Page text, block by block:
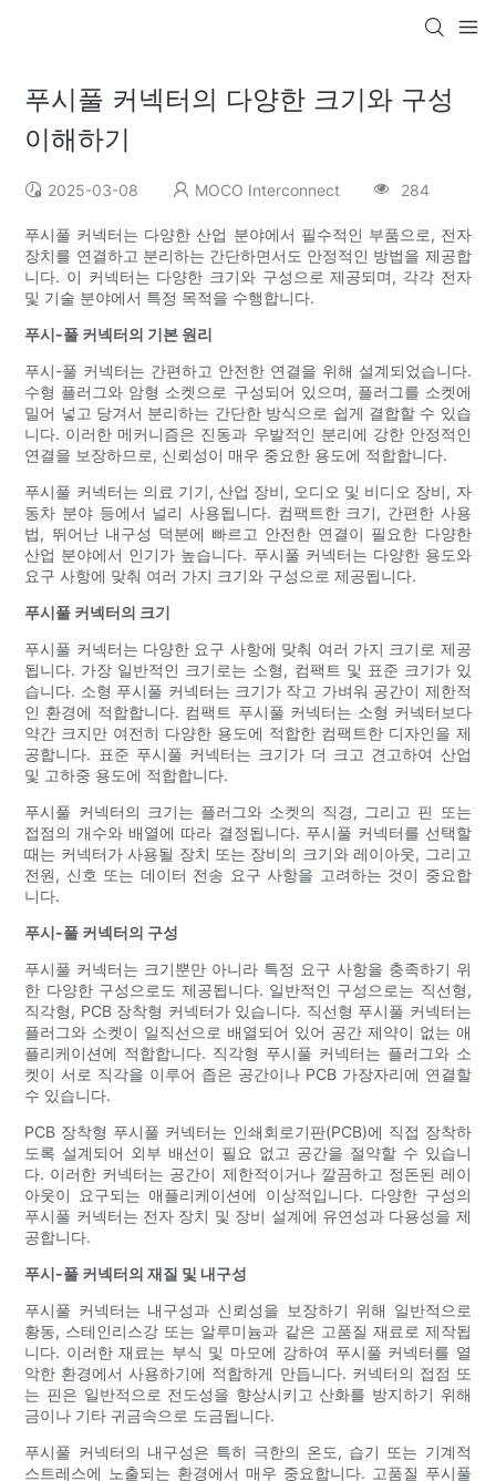
푸시풀 커넥터의 다양한 크기와 구성
이해하기
2025-03-08 MOCO Interconnect 284
푸시풀 커넥터는 다양한 산업 분야에서 필수적인 부품으로, 전자
장치를 연결하고 분리하는 간단하면서도 안정적인 방법을 제공합
니다. 이 커넥터는 다양한 크기와 구성으로 제공되며, 각각 전자
및 기술 분야에서 특정 목적을 수행합니다.
푸시-풀 커넥터의 기본 원리
푸시-풀 커넥터는 간편하고 안전한 연결을 위해 설계되었습니다.
수형 플러그와 암형 소켓으로 구성되어 있으며, 플러그를 소켓에
밀어 넣고 당겨서 분리하는 간단한 방식으로 쉽게 결합할 수 있습
니다. 이러한 메커니즘은 진동과 우발적인 분리에 강한 안정적인
연결을 보장하므로, 신뢰성이 매우 중요한 용도에 적합합니다.
푸시풀 커넥터는 의료 기기, 산업 장비, 오디오 및 비디오 장비, 자
동차 분야 등에서 널리 사용됩니다. 컴팩트한 크기, 간편한 사용
법, 뛰어난 내구성 덕분에 빠르고 안전한 연결이 필요한 다양한
산업 분야에서 인기가 높습니다. 푸시풀 커넥터는 다양한 용도와
요구 사항에 맞춰 여러 가지 크기와 구성으로 제공됩니다.
푸시풀 커넥터의 크기
푸시풀 커넥터는 다양한 요구 사항에 맞춰 여러 가지 크기로 제공
됩니다. 가장 일반적인 크기로는 소형, 컴팩트 및 표준 크기가 있
습니다. 소형 푸시풀 커넥터는 크기가 작고 가벼워 공간이 제한적
인 환경에 적합합니다. 컴팩트 푸시풀 커넥터는 소형 커넥터보다
약간 크지만 여전히 다양한 용도에 적합한 컴팩트한 디자인을 제
공합니다. 표준 푸시풀 커넥터는 크기가 더 크고 견고하여 산업
및 고하중 용도에 적합합니다.
푸시풀 커넥터의 크기는 플러그와 소켓의 직경, 그리고 핀 또는
접점의 개수와 배열에 따라 결정됩니다. 푸시풀 커넥터를 선택할
때는 커넥터가 사용될 장치 또는 장비의 크기와 레이아웃, 그리고
전원, 신호 또는 데이터 전송 요구 사항을 고려하는 것이 중요합
니다.
푸시-풀 커넥터의 구성
푸시풀 커넥터는 크기뿐만 아니라 특정 요구 사항을 충족하기 위
한 다양한 구성으로도 제공됩니다. 일반적인 구성으로는 직선형,
직각형, PCB 장착형 커넥터가 있습니다. 직선형 푸시풀 커넥터는
플러그와 소켓이 일직선으로 배열되어 있어 공간 제약이 없는 애
플리케이션에 적합합니다. 직각형 푸시풀 커넥터는 플러그와 소
켓이 서로 직각을 이루어 좁은 공간이나 PCB 가장자리에 연결할
수 있습니다.
PCB 장착형 푸시풀 커넥터는 인쇄회로기판(PCB)에 직접 장착하
도록 설계되어 외부 배선이 필요 없고 공간을 절약할 수 있습니
다. 이러한 커넥터는 공간이 제한적이거나 깔끔하고 정돈된 레이
아웃이 요구되는 애플리케이션에 이상적입니다. 다양한 구성의
푸시풀 커넥터는 전자 장치 및 장비 설계에 유연성과 다용성을 제
공합니다.
푸시-풀 커넥터의 재질 및 내구성
푸시풀 커넥터는 내구성과 신뢰성을 보장하기 위해 일반적으로
황동, 스테인리스강 또는 알루미늄과 같은 고품질 재료로 제작됩
니다. 이러한 재료는 부식 및 마모에 강하여 푸시풀 커넥터를 열
악한 환경에서 사용하기에 적합하게 만듭니다. 커넥터의 접점 또
는 핀은 일반적으로 전도성을 향상시키고 산화를 방지하기 위해
금이나 기타 귀금속으로 도금됩니다.
푸시풀 커넥터의 내구성은 특히 극한의 온도, 습기 또는 기계적
스트레스에 노출되는 환경에서 매우 중요합니다. 고품질 푸시풀